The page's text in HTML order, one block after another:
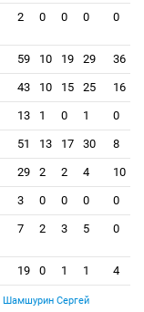
2 0 0 0 0
59 10 19 29 36
43 10 15 25 16
13 1 0 1 0
51 13 17 30 8
29 2 2 4 10
3 0 0 0 0
7 2 3 5 0
19 0 1 1 4
Шамшурин Сергей